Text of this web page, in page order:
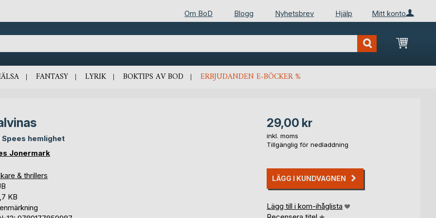
Mitt konto
Om BoD Blogg Nyhetsbrev Hjälp
Min
FANTASY LYRIK BOKTIPS AV BOD ERBJUDANDEN E-BÖCKER %
Spees hemlighet
Jonermark
& thrillers
KB
29,00 kr
inkl. moms
Tillgänglig för nedladdning
LÄGG I KUNDVAGNEN
Lägg till i kom-ihåglista